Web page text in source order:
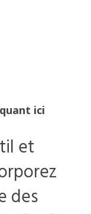
ici
et
des